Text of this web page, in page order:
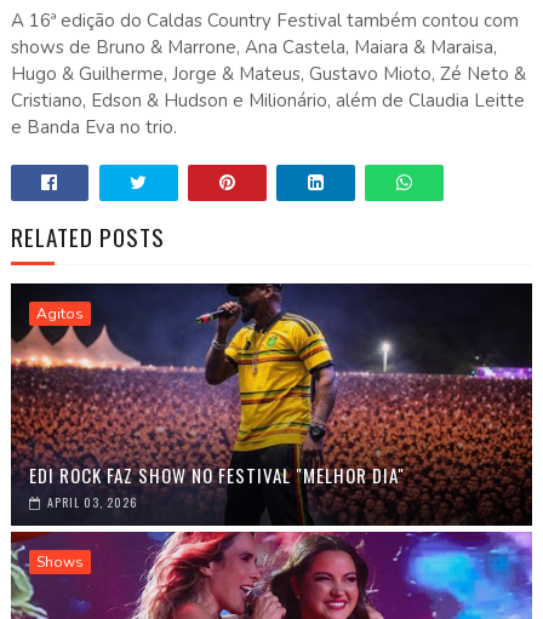
A 16ª edição do Caldas Country Festival também contou com
shows de Bruno & Marrone, Ana Castela, Maiara & Maraisa,
Hugo & Guilherme, Jorge & Mateus, Gustavo Mioto, Zé Neto &
Cristiano, Edson & Hudson e Milionário, além de Claudia Leitte
e Banda Eva no trio.
RELATED POSTS
Agitos
EDI ROCK FAZ SHOW NO FESTIVAL "MELHOR DIA"
APRIL 03, 2026
Shows